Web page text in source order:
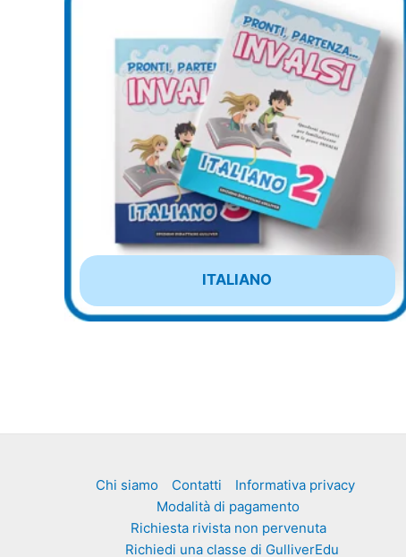
ITALIANO
Chi siamo Contatti
Informativa privacy
Modalità di pagamento
Richiesta rivista non pervenuta
Richiedi una classe di GulliverEdu